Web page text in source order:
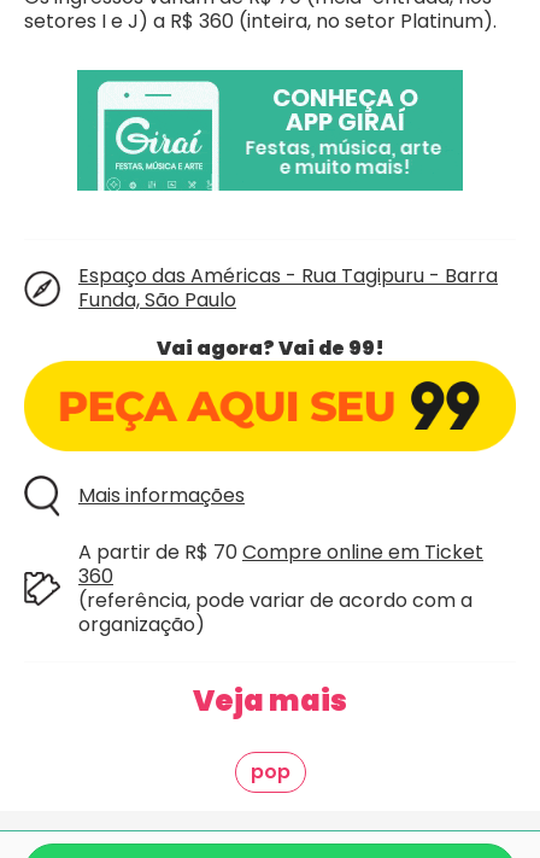
setores I e J) a R$ 360 (inteira, no setor Platinum).
Espaço das Américas - Rua Tagipuru - Barra
Funda, São Paulo
Vai agora? Vai de 99!
Mais informações
A partir de R$ 70Compre online em Ticket
360
(referência, pode variar de acordo com a
organização)
Veja mais
pop
Giraí é mais um projeto criado com
pela equipe